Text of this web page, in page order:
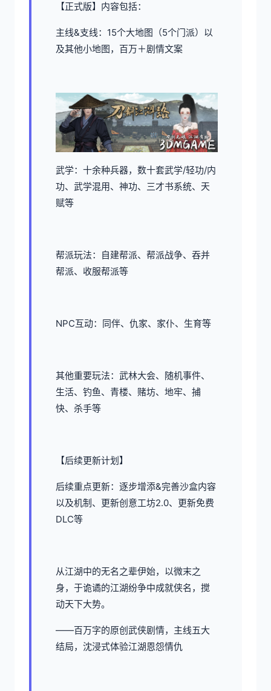
【正式版】内容包括：
主线&支线：15个大地图（5个门派）以
及其他小地图，百万＋剧情文案
武学：十余种兵器，数十套武学/轻功/内
功、武学混用、神功、三才书系统、天
赋等
帮派玩法：自建帮派、帮派战争、吞并
帮派、收服帮派等
NPC互动：同伴、仇家、家仆、生育等
其他重要玩法：武林大会、随机事件、
生活、钓鱼、青楼、赌坊、地牢、捕
快、杀手等
【后续更新计划】
后续重点更新：逐步增添&完善沙盒内容
以及机制、更新创意工坊2.0、更新免费
DLC等
从江湖中的无名之辈伊始，以微末之
身，于诡谲的江湖纷争中成就侠名，搅
动天下大势。
——百万字的原创武侠剧情，主线五大
结局，沈浸式体验江湖恩怨情仇